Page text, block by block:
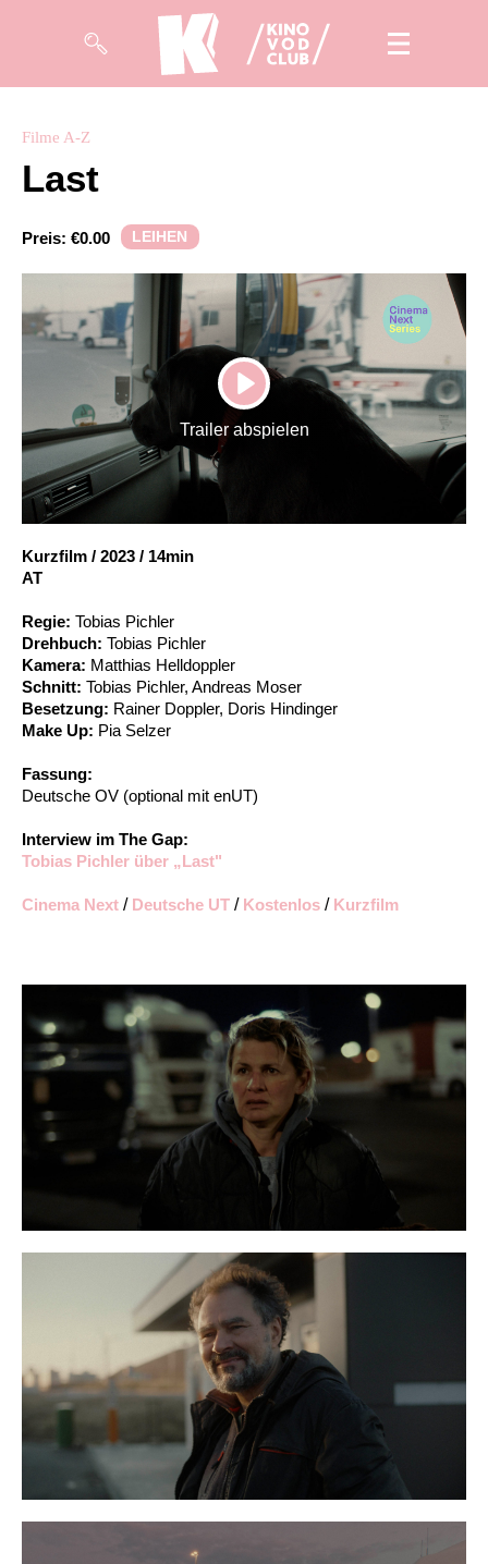
Kuratierungen
So geht’s
Filmpakete
Gutscheine
& Filmpässe
Account
Filme A-Z
Last
Preis: €0.00 LEIHEN
PLAY
Trailer abspielen
Kurzfilm / 2023 / 14min
AT
Regie: Tobias Pichler
Drehbuch: Tobias Pichler
Kamera: Matthias Helldoppler
Schnitt: Tobias Pichler, Andreas Moser
Besetzung: Rainer Doppler, Doris Hindinger
Make Up: Pia Selzer
Fassung:
Deutsche OV (optional mit enUT)
Interview im The Gap:
Tobias Pichler über „Last"
Cinema Next / Deutsche UT / Kostenlos / Kurzfilm